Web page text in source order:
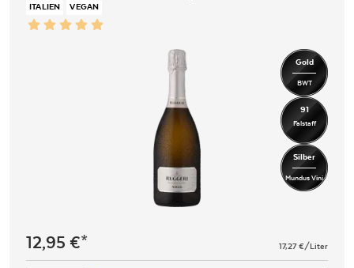
ITALIEN VEGAN
Gold
BWT
91
Falstaff
Silber
Mundus Vini
17,27 €/Liter
12,95 €